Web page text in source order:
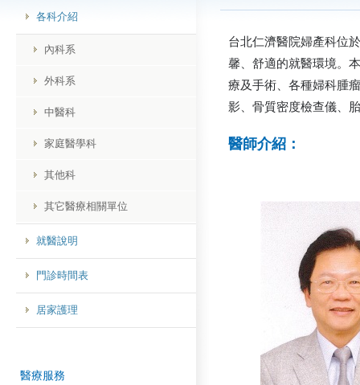
各科介紹
內科系
外科系
中醫科
家庭醫學科
其他科
其它醫療相關單位
就醫說明
門診時間表
居家護理
醫療服務
台北仁濟醫院婦產科位
馨、舒適的就醫環境。
療及手術、各種婦科腫
影、骨質密度檢查儀、
醫師介紹：